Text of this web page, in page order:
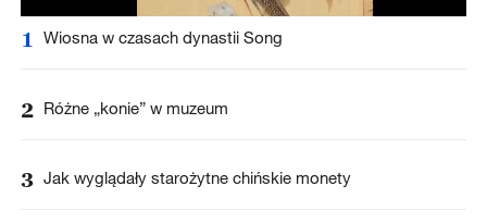
1 Wiosna w czasach dynastii Song
2 Różne „konie” w muzeum
3 Jak wyglądały starożytne chińskie monety